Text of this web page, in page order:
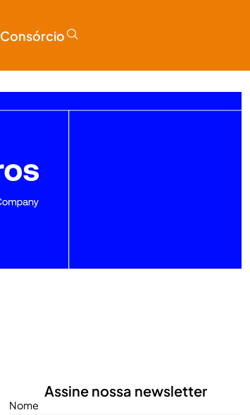
Consórcio
Assine nossa newsletter
Nome